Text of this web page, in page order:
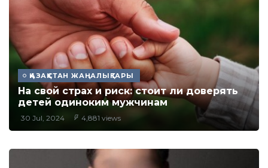
ҚАЗАҚСТАН ЖАҢАЛЫҚТАРЫ
На свой страх и риск: стоит ли доверять
детей одиноким мужчинам
30 Jul, 2024 4,881 views